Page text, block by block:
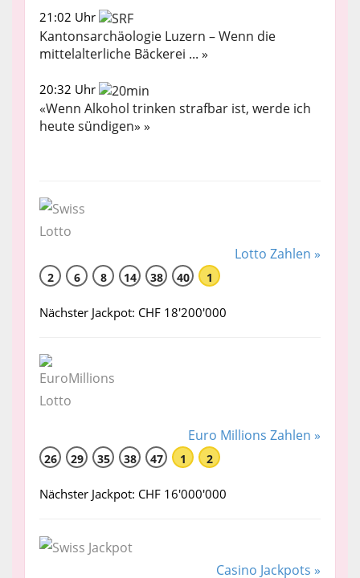
21:02 Uhr
Kantonsarchäologie Luzern – Wenn die
mittelalterliche Bäckerei ... »
20:32 Uhr
«Wenn Alkohol trinken strafbar ist, werde ich
heute sündigen» »
Lotto Zahlen »
2 6 8 14 38 40 1
Nächster Jackpot: CHF 18'200'000
Euro Millions Zahlen »
26 29 35 38 47 1 2
Nächster Jackpot: CHF 16'000'000
Casino Jackpots »